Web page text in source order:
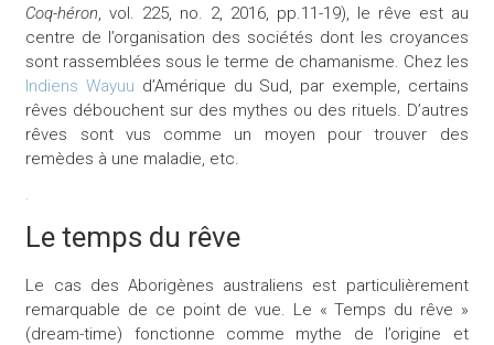
Coq-héron , vol. 225, no. 2, 2016, pp.11-19), le rêve est au
centre de l’organisation des sociétés dont les croyances
sont rassemblées sous le terme de chamanisme. Chez les
Indiens Wayuu d’Amérique du Sud, par exemple, certains
rêves débouchent sur des mythes ou des rituels. D’autres
rêves sont vus comme un moyen pour trouver des
remèdes à une maladie, etc.
Le temps du rêve
Le cas des Aborigènes australiens est particulièrement
remarquable de ce point de vue. Le « Temps du rêve »
(dream-time) fonctionne comme mythe de l’origine et